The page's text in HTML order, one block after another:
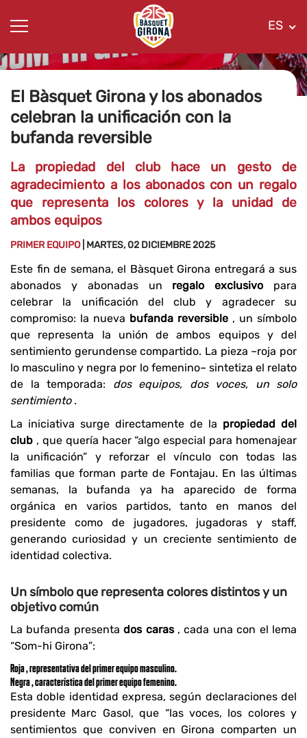
ES
El Bàsquet Girona y los abonados
celebran la unificación con la
bufanda reversible
La propiedad del club hace un gesto de
agradecimiento a los abonados con un regalo
que representa los colores y la unidad de
ambos equipos
PRIMER EQUIPO | MARTES, 02 DICIEMBRE 2025
Este fin de semana, el Bàsquet Girona entregará a sus
abonados y abonadas un regalo exclusivo para
celebrar la unificación del club y agradecer su
compromiso: la nueva bufanda reversible , un símbolo
que representa la unión de ambos equipos y del
sentimiento gerundense compartido. La pieza –roja por
lo masculino y negra por lo femenino– sintetiza el relato
de la temporada: dos equipos, dos voces, un solo
sentimiento.
La iniciativa surge directamente de la propiedad del
club , que quería hacer “algo especial para homenajear
la unificación” y reforzar el vínculo con todas las
familias que forman parte de Fontajau. En las últimas
semanas, la bufanda ya ha aparecido de forma
orgánica en varios partidos, tanto en manos del
presidente como de jugadores, jugadoras y staff,
generando curiosidad y un creciente sentimiento de
identidad colectiva.
Un símbolo que representa colores distintos y un
objetivo común
La bufanda presentados caras, cada una con el lema
“Som-hi Girona”:
Roja, representativa del primer equipo masculino.
Negra, característica del primer equipo femenino.
Esta doble identidad expresa, según declaraciones del
presidente Marc Gasol, que “las voces, los colores y
sentimientos que conviven en Girona comparten un